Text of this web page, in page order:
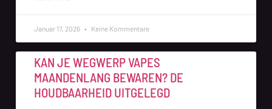
Januar 17, 2026 Keine Kommentare
KAN JE WEGWERP VAPES
MAANDENLANG BEWAREN? DE
HOUDBAARHEID UITGELEGD